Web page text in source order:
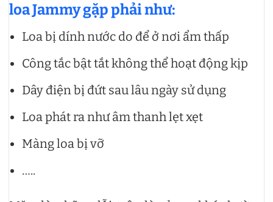
loa Jammy gặp phải như:
Loa bị dính nước do để ở nơi ẩm thấp
Công tắc bật tắt không thể hoạt động kịp
Dây điện bị đứt sau lâu ngày sử dụng
Loa phát ra như âm thanh lẹt xẹt
Màng loa bị vỡ
…..